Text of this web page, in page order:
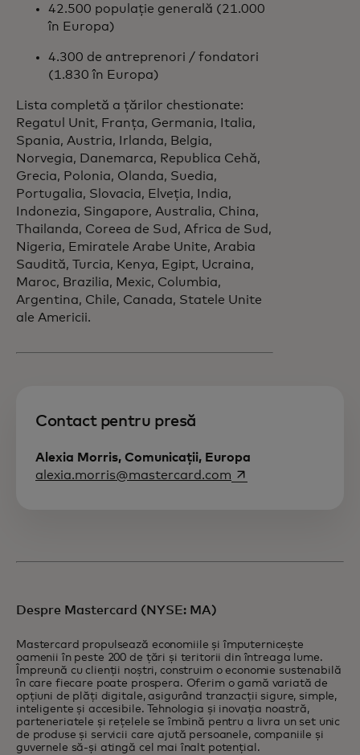
42.500 populație generală (21.000
în Europa)
4.300 de antreprenori / fondatori
(1.830 în Europa)
Lista completă a țărilor chestionate:
Regatul Unit, Franța, Germania, Italia,
Spania, Austria, Irlanda, Belgia,
Norvegia, Danemarca, Republica Cehă,
Grecia, Polonia, Olanda, Suedia,
Portugalia, Slovacia, Elveția, India,
Indonezia, Singapore, Australia, China,
Thailanda, Coreea de Sud, Africa de Sud,
Nigeria, Emiratele Arabe Unite, Arabia
Saudită, Turcia, Kenya, Egipt, Ucraina,
Maroc, Brazilia, Mexic, Columbia,
Argentina, Chile, Canada, Statele Unite
ale Americii.
Contact pentru presă
Alexia Morris, Comunicații, Europa
alexia.morris@mastercard.com opens in a new tab
Despre Mastercard (NYSE: MA)
Mastercard propulsează economiile și împuternicește
oamenii în peste 200 de țări și teritorii din întreaga lume.
Împreună cu clienții noștri, construim o economie sustenabilă
în care fiecare poate prospera. Oferim o gamă variată de
opțiuni de plăți digitale, asigurând tranzacții sigure, simple,
inteligente și accesibile. Tehnologia și inovația noastră,
parteneriatele și rețelele se îmbină pentru a livra un set unic
de produse și servicii care ajută persoanele, companiile și
guvernele să-și atingă cel mai înalt potențial.